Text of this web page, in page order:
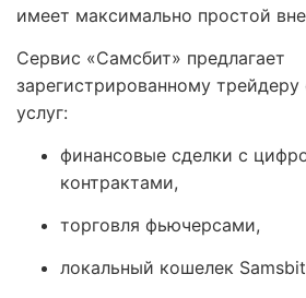
имеет максимально простой
Сервис «Самсбит» предлагает
зарегистрированному
услуг:
финансовые сделки с
контрактами,
торговля фьючерсами,
локальный кошелек